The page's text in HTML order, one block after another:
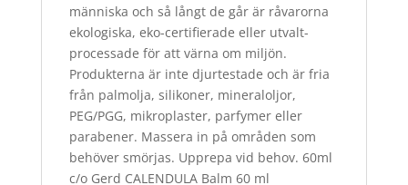
människa och så långt de går är råvarorna
ekologiska, eko-certifierade eller utvalt-
processade för att värna om miljön.
Produkterna är inte djurtestade och är fria
från palmolja, silikoner, mineraloljor,
PEG/PGG, mikroplaster, parfymer eller
parabener. Massera in på områden som
behöver smörjas. Upprepa vid behov. 60ml
c/o Gerd CALENDULA Balm 60 ml